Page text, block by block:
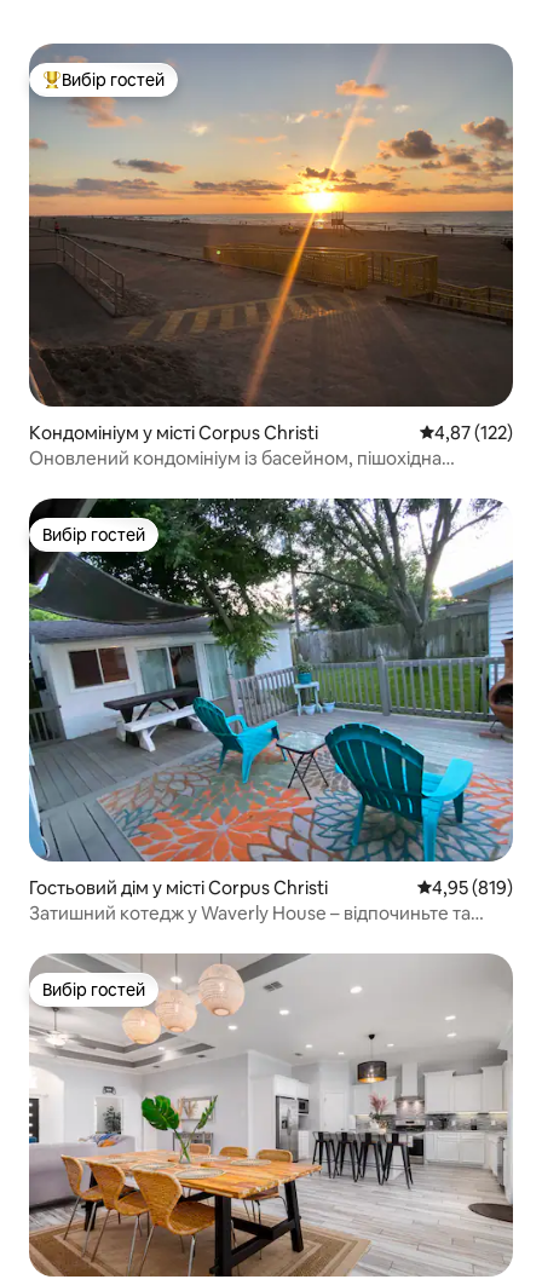
Топ вибір гостей
Вибір гостей
Кондомініум у місті Corpus Christi Середня
4,87 (122)
Оновлений кондомініум із басейном, пішохідна
Вибір гостей
Вибір гостей
Гостьовий дім у місті Corpus Christi Середня
4,95 (819)
Затишний котедж у Waverly House – відпочиньте та
Вибір гостей
Вибір гостей